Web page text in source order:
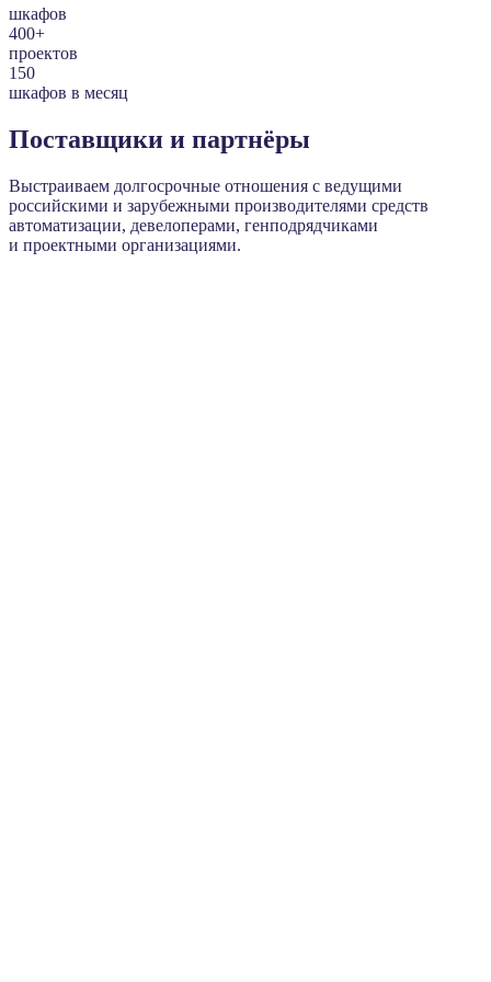
шкафов
400+
проектов
150
шкафов в месяц
Поставщики и партнёры
Выстраиваем долгосрочные отношения с ведущими
российскими и зарубежными производителями средств
автоматизации, девелоперами, генподрядчиками
и проектными организациями.